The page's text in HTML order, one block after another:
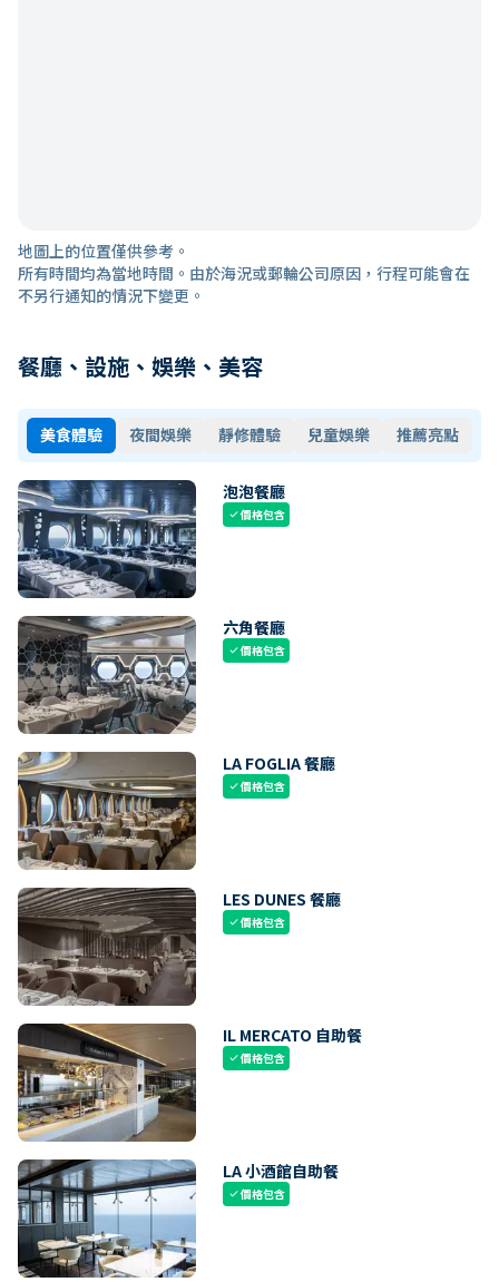
地圖上的位置僅供參考。
所有時間均為當地時間。由於海況或郵輪公司原因，行程可能會在
不另行通知的情況下變更。
餐廳、設施、娛樂、美容
美食體驗 夜間娛樂 靜修體驗 兒童娛樂 推薦亮點
泡泡餐廳
check價格包含
六角餐廳
check價格包含
LA FOGLIA 餐廳
check價格包含
LES DUNES 餐廳
check價格包含
IL MERCATO 自助餐
check價格包含
LA 小酒館自助餐
check價格包含